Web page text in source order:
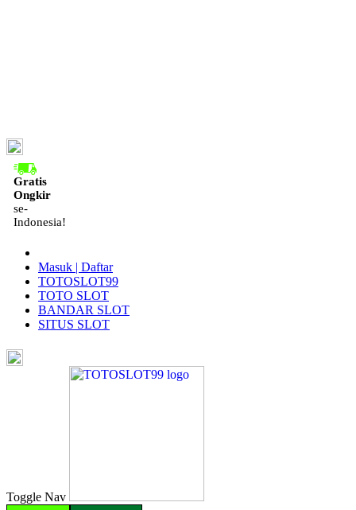
Gratis
Ongkir
se-
Indonesia!
Masuk | Daftar
TOTOSLOT99
TOTO SLOT
BANDAR SLOT
SITUS SLOT
Toggle Nav